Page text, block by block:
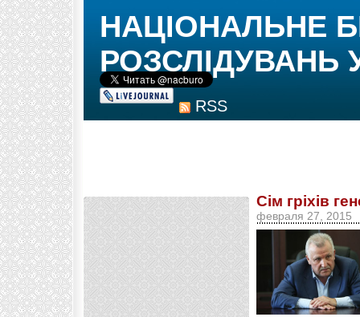
RSS
НАЦІОНАЛЬНЕ
РОЗСЛІДУВАНЬ
Сім гріхів
февраля 27, 2015